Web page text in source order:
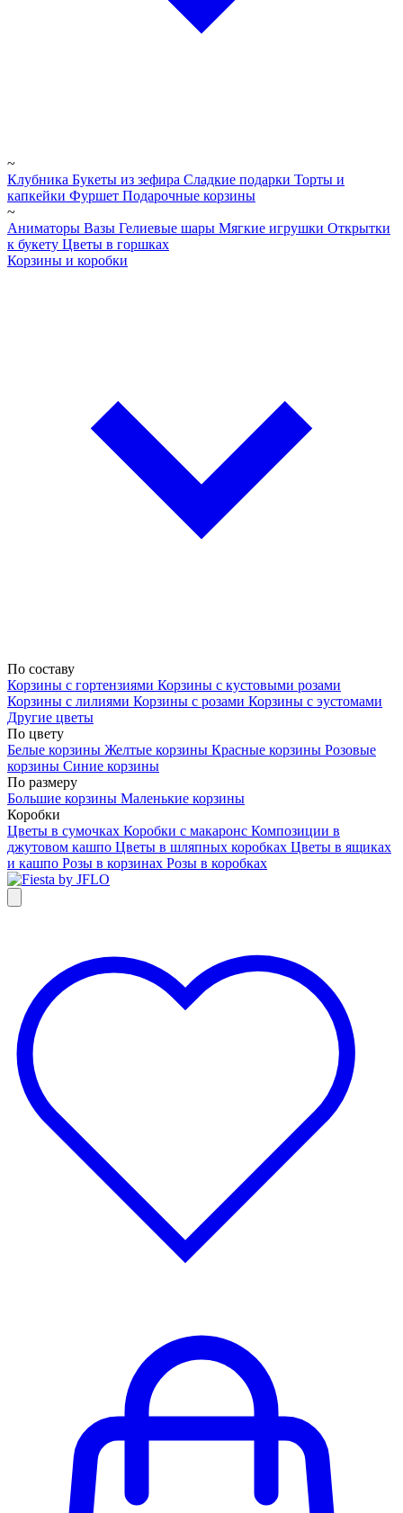
~
Клубника Букеты из зефира Сладкие подарки Торты и
капкейки Фуршет Подарочные корзины
~
Аниматоры Вазы Гелиевые шары Мягкие игрушки Открытки
к букету Цветы в горшках
Корзины и коробки
По составу
Корзины с гортензиями Корзины с кустовыми розами
Корзины с лилиями Корзины с розами Корзины с эустомами
Другие цветы
По цвету
Белые корзины Желтые корзины Красные корзины Розовые
корзины Синие корзины
По размеру
Большие корзины Маленькие корзины
Коробки
Цветы в сумочках Коробки с макаронс Композиции в
джутовом кашпо Цветы в шляпных коробках Цветы в ящиках
и кашпо Розы в корзинах Розы в коробках